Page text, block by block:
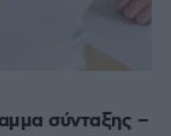
σύνταξης –